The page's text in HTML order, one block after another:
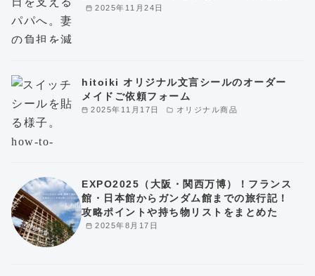
2025年11月24日
2025年11月17日 オリジナル商品
hitoiki オリジナル文言シールのオーダー
メイドご依頼フォーム
2025年8月17日
EXPO2025（大阪・関西万博）！フランス
館・日本館からガンダム館までの旅行記！
攻略ポイントや持ち物リストをまとめた